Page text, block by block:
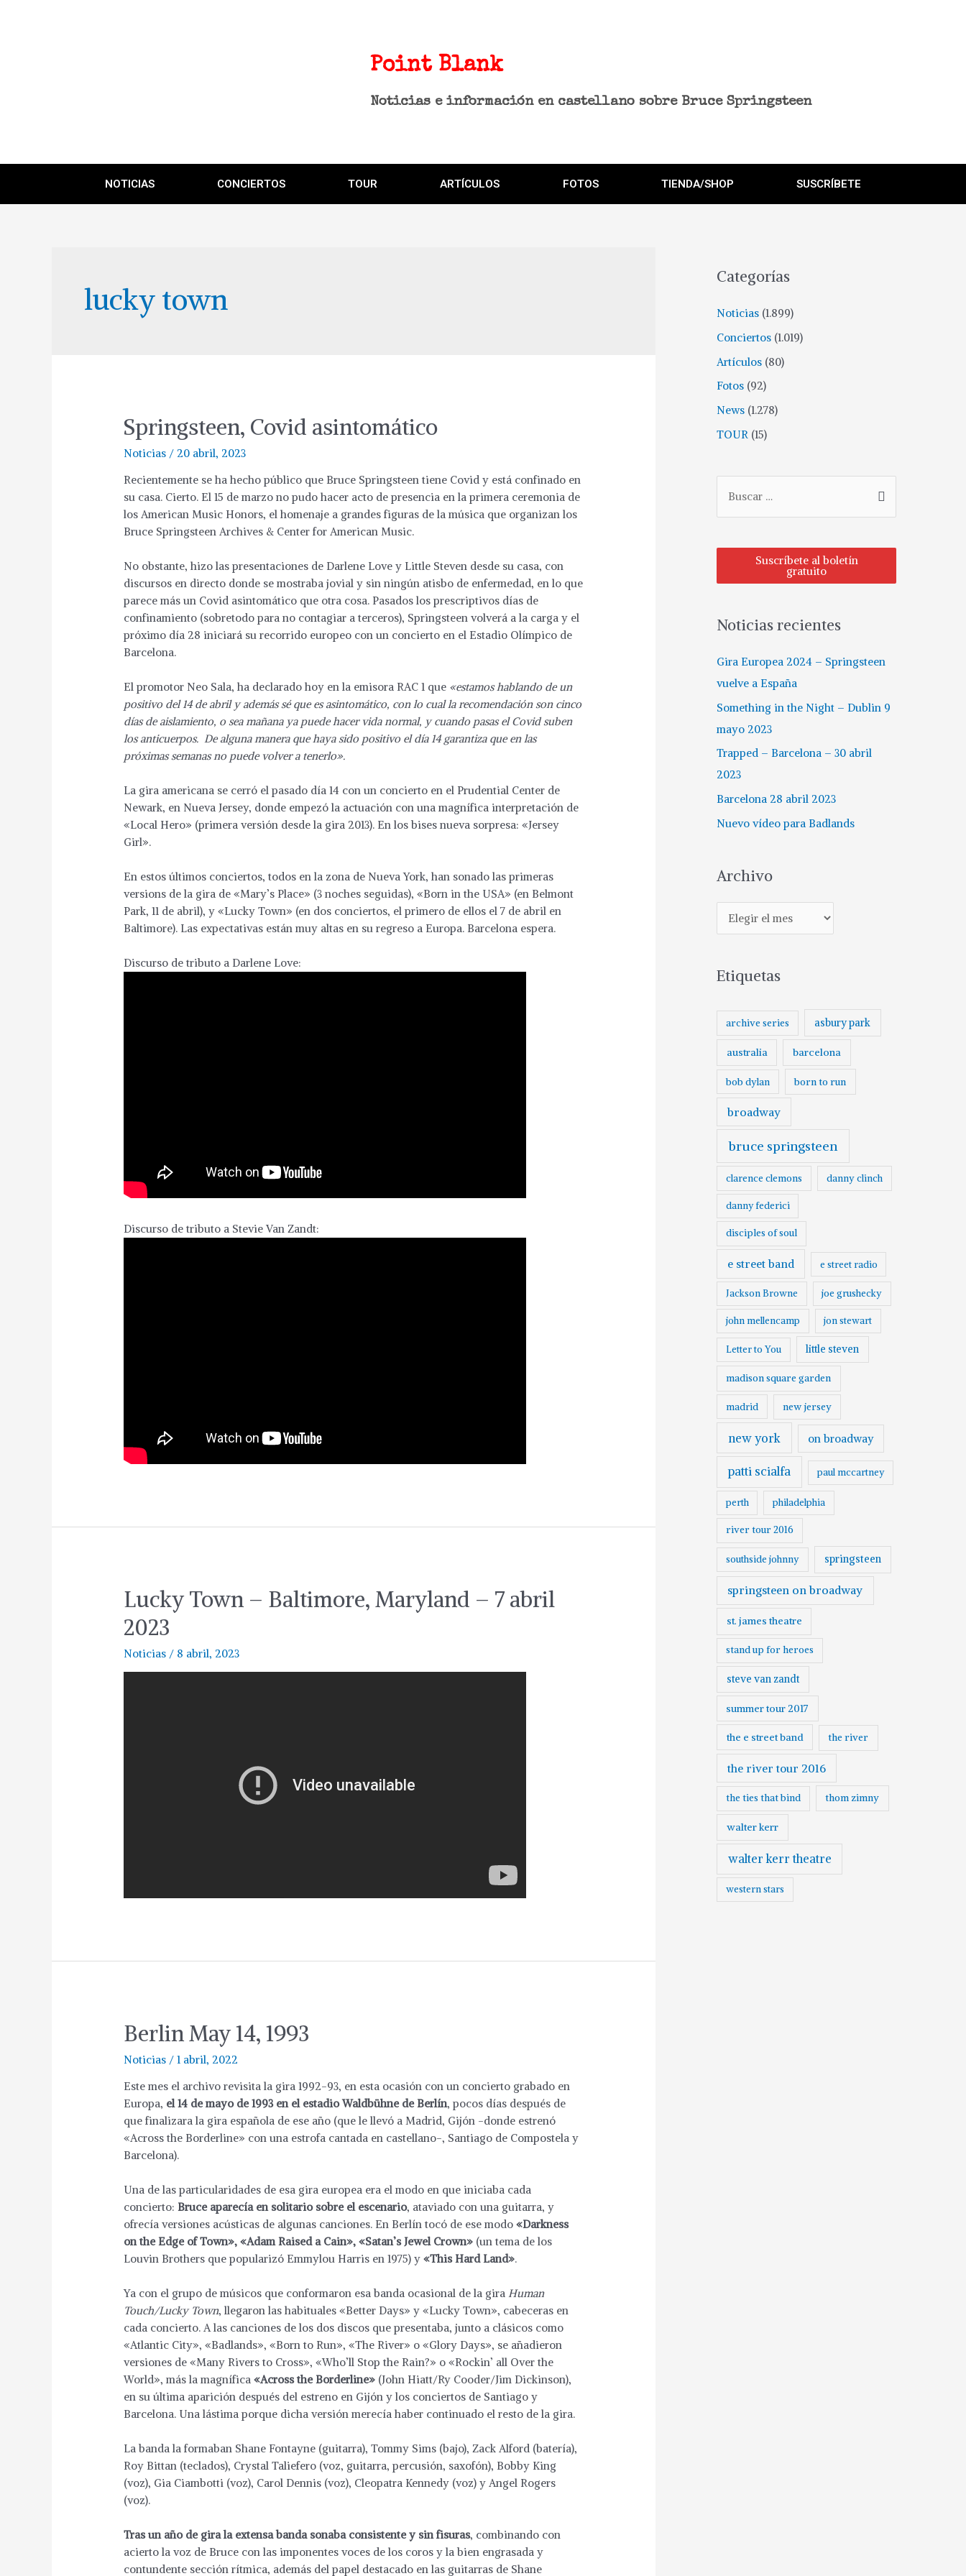
Point Blank
Noticias e información en castellano sobre Bruce Springsteen
NOTICIAS CONCIERTOS TOUR ARTÍCULOS FOTOS TIENDA/SHOP SUSCRÍBETE
lucky town
Springsteen, Covid asintomático
Noticias / 20 abril, 2023
Recientemente se ha hecho público que Bruce Springsteen tiene Covid y está confinado en
su casa. Cierto. El 15 de marzo no pudo hacer acto de presencia en la primera ceremonia de
los American Music Honors, el homenaje a grandes figuras de la música que organizan los
Bruce Springsteen Archives & Center for American Music.
No obstante, hizo las presentaciones de Darlene Love y Little Steven desde su casa, con
discursos en directo donde se mostraba jovial y sin ningún atisbo de enfermedad, en lo que
parece más un Covid asintomático que otra cosa. Pasados los prescriptivos días de
confinamiento (sobretodo para no contagiar a terceros), Springsteen volverá a la carga y el
próximo día 28 iniciará su recorrido europeo con un concierto en el Estadio Olímpico de
Barcelona.
El promotor Neo Sala, ha declarado hoy en la emisora RAC 1 que «estamos hablando de un
positivo del 14 de abril y además sé que es asintomático, con lo cual la recomendación son cinco
días de aislamiento, o sea mañana ya puede hacer vida normal, y cuando pasas el Covid suben
los anticuerpos. De alguna manera que haya sido positivo el día 14 garantiza que en las
próximas semanas no puede volver a tenerlo».
La gira americana se cerró el pasado día 14 con un concierto en el Prudential Center de
Newark, en Nueva Jersey, donde empezó la actuación con una magnífica interpretación de
«Local Hero» (primera versión desde la gira 2013). En los bises nueva sorpresa: «Jersey
Girl».
En estos últimos conciertos, todos en la zona de Nueva York, han sonado las primeras
versions de la gira de «Mary’s Place» (3 noches seguidas), «Born in the USA» (en Belmont
Park, 11 de abril), y «Lucky Town» (en dos conciertos, el primero de ellos el 7 de abril en
Baltimore). Las expectativas están muy altas en su regreso a Europa. Barcelona espera.
Discurso de tributo a Darlene Love:
Discurso de tributo a Stevie Van Zandt:
Lucky Town – Baltimore, Maryland – 7 abril
2023
Noticias / 8 abril, 2023
Berlin May 14, 1993
Noticias /1 abril, 2022
Este mes el archivo revisita la gira 1992-93, en esta ocasión con un concierto grabado en
Europa, el 14 de mayo de 1993 en el estadio Waldbühne de Berlín, pocos días después de
que finalizara la gira española de ese año (que le llevó a Madrid, Gijón -donde estrenó
«Across the Borderline» con una estrofa cantada en castellano-, Santiago de Compostela y
Barcelona).
Una de las particularidades de esa gira europea era el modo en que iniciaba cada
concierto:Bruce aparecía en solitario sobre el escenario, ataviado con una guitarra, y
ofrecía versiones acústicas de algunas canciones. En Berlín tocó de ese modo«Darkness
on the Edge of Town», «Adam Raised a Cain», «Satan’s Jewel Crown» (un tema de los
Louvin Brothers que popularizó Emmylou Harris en 1975) y«This Hard Land».
Ya con el grupo de músicos que conformaron esa banda ocasional de la giraHuman
Touch/Lucky Town, llegaron las habituales «Better Days» y «Lucky Town», cabeceras en
cada concierto. A las canciones de los dos discos que presentaba, junto a clásicos como
«Atlantic City», «Badlands», «Born to Run», «The River» o «Glory Days», se añadieron
versiones de «Many Rivers to Cross», «Who’ll Stop the Rain?» o «Rockin’ all Over the
World», más la magnífica«Across the Borderline» (John Hiatt/Ry Cooder/Jim Dickinson),
en su última aparición después del estreno en Gijón y los conciertos de Santiago y
Barcelona. Una lástima porque dicha versión merecía haber continuado el resto de la gira.
La banda la formaban Shane Fontayne (guitarra), Tommy Sims (bajo), Zack Alford (batería),
Roy Bittan (teclados), Crystal Taliefero (voz, guitarra, percusión, saxofón), Bobby King
(voz), Gia Ciambotti (voz), Carol Dennis (voz), Cleopatra Kennedy (voz) y Angel Rogers
(voz).
Tras un año de gira la extensa banda sonaba consistente y sin fisuras, combinando con
acierto la voz de Bruce con las imponentes voces de los coros y la bien engrasada y
contundente sección rítmica, además del papel destacado en las guitarras de Shane
Categorías
Noticias (1.899)
Conciertos (1.019)
Artículos (80)
Fotos (92)
News (1.278)
TOUR (15)
Suscríbete al boletín
gratuito
Noticias recientes
Gira Europea 2024 – Springsteen
vuelve a España
Something in the Night – Dublin 9
mayo 2023
Trapped – Barcelona – 30 abril
2023
Barcelona 28 abril 2023
Nuevo vídeo para Badlands
Archivo
Etiquetas
archive series asbury park
australia barcelona
bob dylan born to run
broadway
bruce springsteen
clarence clemons danny clinch
danny federici
disciples of soul
e street band e street radio
Jackson Browne joe grushecky
john mellencamp jon stewart
Letter to You little steven
madison square garden
madrid new jersey
new york on broadway
patti scialfa paul mccartney
perth philadelphia
river tour 2016
southside johnny springsteen
springsteen on broadway
st. james theatre
stand up for heroes
steve van zandt
summer tour 2017
the e street band the river
the river tour 2016
the ties that bind thom zimny
walter kerr
walter kerr theatre
western stars